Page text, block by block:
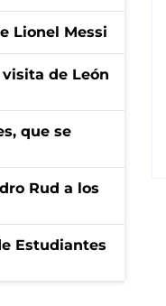
Lionel Messi
de León
que se
Rud a los
Estudiantes